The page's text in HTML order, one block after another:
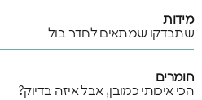
מידות
שתבדקו שמתאים לחדר בול
חומרים
הכי איכותי כמובן, אבל איזה בדיוק?